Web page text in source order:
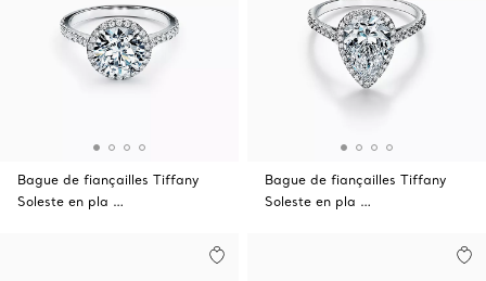
Bague de fiançailles Tiffany
Soleste en pla …
Bague de fiançailles Tiffany
Soleste en pla …